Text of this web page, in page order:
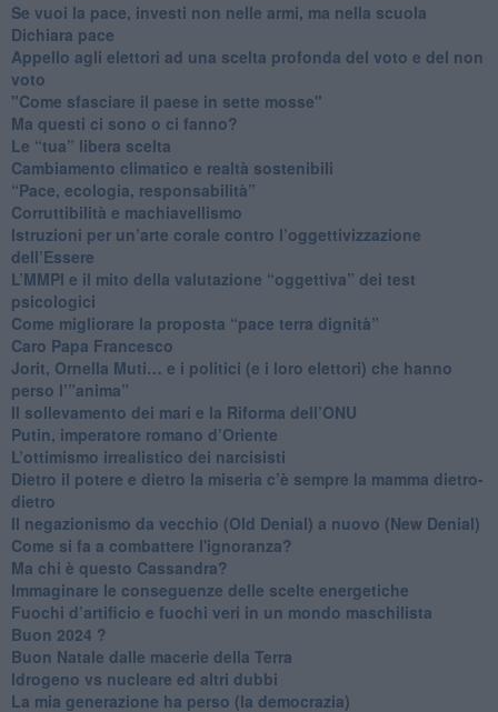
​Se vuoi la pace, investi non nelle armi, ma nella scuola
​Dichiara pace
​Appello agli elettori ad una scelta profonda del voto e del non
voto
"Come sfasciare il paese in sette mosse"
​Ma questi ci sono o ci fanno?
​Le “tua” libera scelta
Cambiamento climatico e realtà sostenibili
“Pace, ecologia, responsabilità”
​Corruttibilità e machiavellismo
Istruzioni per un’arte corale contro l’oggettivizzazione
dell’Essere
​L’MMPI e il mito della valutazione “oggettiva” dei test
psicologici
Come migliorare la proposta “pace terra dignità”
Caro Papa Francesco
​Jorit, Ornella Muti… e i politici (e i loro elettori) che hanno
perso l’”anima”
​Il sollevamento dei mari e la Riforma dell’ONU
Putin, imperatore romano d’Oriente
​L’ottimismo irrealistico dei narcisisti
​Dietro il potere e dietro la miseria c’è sempre la mamma dietro-
dietro
Il negazionismo da vecchio (Old Denial) a nuovo (New Denial)
Come si fa a combattere l'ignoranza?
Ma chi è questo Cassandra?
Immaginare le conseguenze delle scelte energetiche
​Fuochi d’artificio e fuochi veri in un mondo maschilista
Buon 2024 ?
​Buon Natale dalle macerie della Terra
​Idrogeno vs nucleare ed altri dubbi
​La mia generazione ha perso (la democrazia)